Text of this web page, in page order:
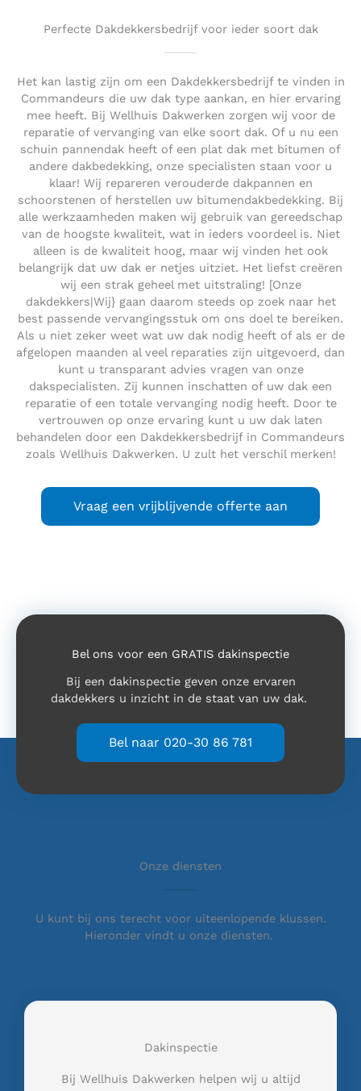
Perfecte Dakdekkersbedrijf voor ieder soort dak
Het kan lastig zijn om een Dakdekkersbedrijf te vinden in
Commandeurs die uw dak type aankan, en hier ervaring
mee heeft. Bij Wellhuis Dakwerken zorgen wij voor de
reparatie of vervanging van elke soort dak. Of u nu een
schuin pannendak heeft of een plat dak met bitumen of
andere dakbedekking, onze specialisten staan voor u
klaar! Wij repareren verouderde dakpannen en
schoorstenen of herstellen uw bitumendakbedekking. Bij
alle werkzaamheden maken wij gebruik van gereedschap
van de hoogste kwaliteit, wat in ieders voordeel is. Niet
alleen is de kwaliteit hoog, maar wij vinden het ook
belangrijk dat uw dak er netjes uitziet. Het liefst creëren
wij een strak geheel met uitstraling! [Onze
dakdekkers|Wij} gaan daarom steeds op zoek naar het
best passende vervangingsstuk om ons doel te bereiken.
Als u niet zeker weet wat uw dak nodig heeft of als er de
afgelopen maanden al veel reparaties zijn uitgevoerd, dan
kunt u transparant advies vragen van onze
dakspecialisten. Zij kunnen inschatten of uw dak een
reparatie of een totale vervanging nodig heeft. Door te
vertrouwen op onze ervaring kunt u uw dak laten
behandelen door een Dakdekkersbedrijf in Commandeurs
zoals Wellhuis Dakwerken. U zult het verschil merken!
Vraag een vrijblijvende offerte aan
Bel ons voor een GRATIS dakinspectie
Bij een dakinspectie geven onze ervaren
dakdekkers u inzicht in de staat van uw dak.
Bel naar 020-30 86 781
Onze diensten
U kunt bij ons terecht voor uiteenlopende klussen.
Hieronder vindt u onze diensten.
Dakinspectie
Bij Wellhuis Dakwerken helpen wij u altijd